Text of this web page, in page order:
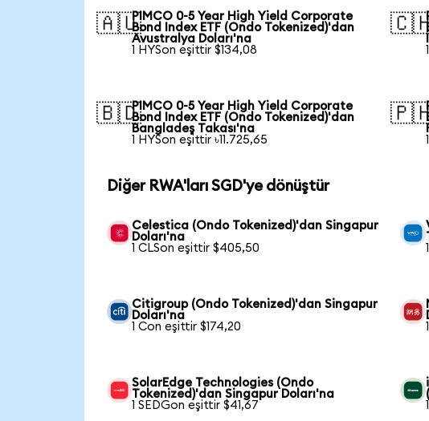
🇦🇺PIMCO 0-5 Year High Yield Corporate
Bond Index ETF (Ondo Tokenized)'dan
Avustralya Doları'na
1 HYSon eşittir $134,08
🇧🇩PIMCO 0-5 Year High Yield Corporate
Bond Index ETF (Ondo Tokenized)'dan
Bangladeş Takası'na
1 HYSon eşittir ৳11.725,65
Diğer RWA'ları SGD'ye dönüştür
Celestica (Ondo Tokenized)'dan Singapur
Doları'na
1 CLSon eşittir $405,50
Citigroup (Ondo Tokenized)'dan Singapur
Doları'na
1 Con eşittir $174,20
SolarEdge Technologies (Ondo
Tokenized)'dan Singapur Doları'na
1 SEDGon eşittir $41,67